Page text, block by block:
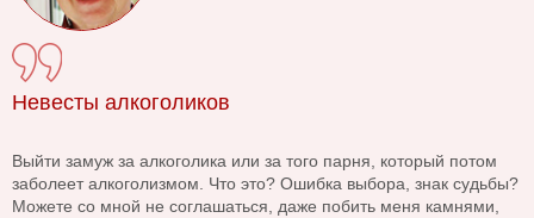
Невесты алкоголиков
Выйти замуж за алкоголика или за того парня, который потом
заболеет алкоголизмом. Что это? Ошибка выбора, знак судьбы?
Можете со мной не соглашаться, даже побить меня камнями,